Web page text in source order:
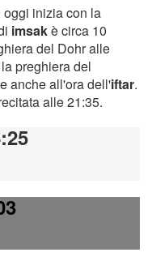
oggi inizia con la
imsakè circa 10
del Dohr alle
preghiera del
anche all'ora dell'iftar.
alle 21:35.